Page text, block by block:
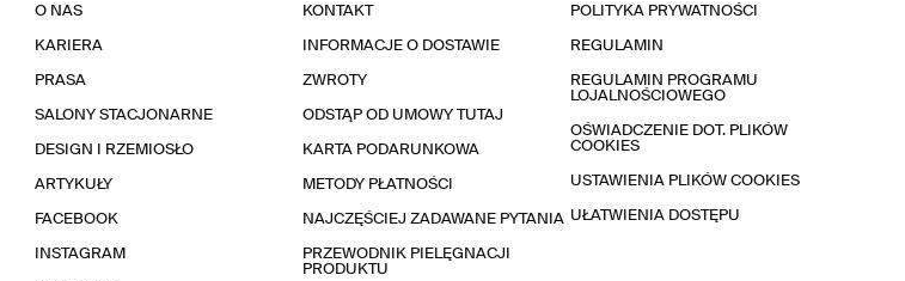
O NAS
KARIERA
PRASA
SALONY STACJONARNE
DESIGN I RZEMIOSŁO
ARTYKUŁY
FACEBOOK
INSTAGRAM
KONTAKT
INFORMACJE O DOSTAWIE
ZWROTY
ODSTĄP OD UMOWY TUTAJ
KARTA PODARUNKOWA
METODY PŁATNOŚCI
NAJCZĘŚCIEJ ZADAWANE PYTANIA
PRZEWODNIK PIELĘGNACJI
PRODUKTU
POLITYKA PRYWATNOŚCI
REGULAMIN
REGULAMIN PROGRAMU
LOJALNOŚCIOWEGO
OŚWIADCZENIE DOT. PLIKÓW
COOKIES
USTAWIENIA PLIKÓW COOKIES
UŁATWIENIA DOSTĘPU